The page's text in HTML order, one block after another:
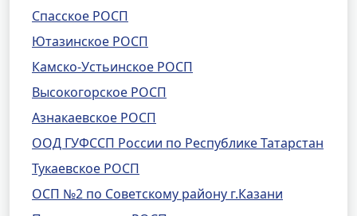
Спасское РОСП
Ютазинское РОСП
Камско-Устьинское РОСП
Высокогорское РОСП
Азнакаевское РОСП
ООД ГУФССП России по Республике Татарстан
Тукаевское РОСП
ОСП №2 по Советскому району г.Казани